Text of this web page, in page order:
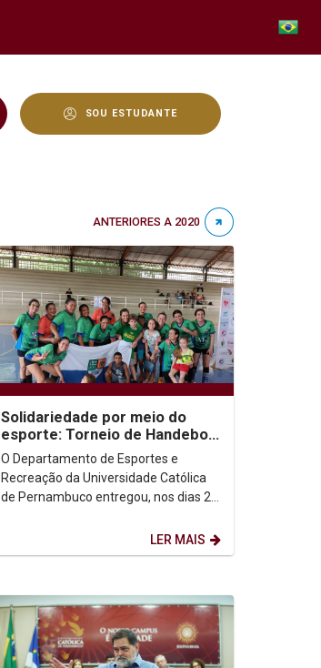
SOU ESTUDANTE
ANTERIORES A 2020
Solidariedade por meio do
esporte: Torneio de Handebol
arrecada e doa 330 Kg de leite
em pó
O Departamento de Esportes e
Recreação da Universidade Católica
de Pernambuco entregou, nos dias 21
LER MAIS